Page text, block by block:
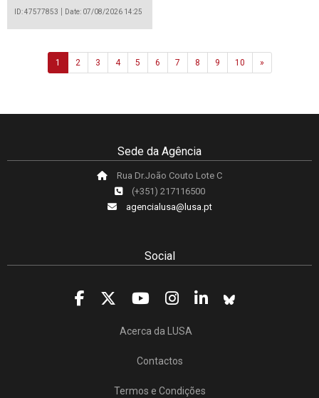
ID: 47577853 Date: 07/08/2026 14:25
1 2 3 4 5 6 7 8 9 10 »Next
Sede da Agência
Rua Dr.João Couto Lote C
(+351) 217116500
agencialusa@lusa.pt
Social
Acerca da LUSA
Contactos
Termos e Condições